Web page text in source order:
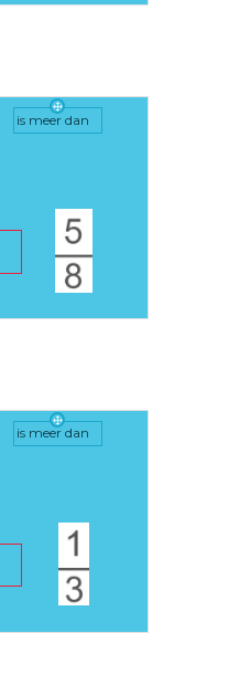
is meer dan
is meer dan